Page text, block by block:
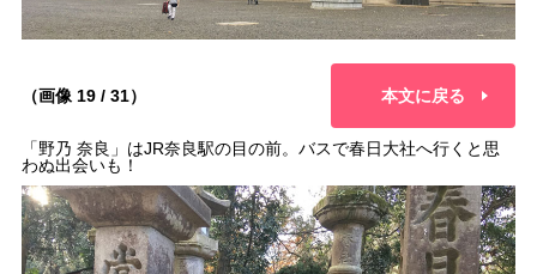
（画像 19 / 31） 本文に戻る
「野乃 奈良」はJR奈良駅の目の前。バスで春日大社へ行くと思
わぬ出会いも！